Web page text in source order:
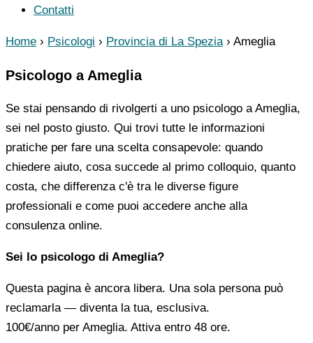
Contatti
Home › Psicologi › Provincia di La Spezia › Ameglia
Psicologo a Ameglia
Se stai pensando di rivolgerti a uno psicologo a Ameglia,
sei nel posto giusto. Qui trovi tutte le informazioni
pratiche per fare una scelta consapevole: quando
chiedere aiuto, cosa succede al primo colloquio, quanto
costa, che differenza c'è tra le diverse figure
professionali e come puoi accedere anche alla
consulenza online.
Sei lo psicologo di Ameglia?
Questa pagina è ancora libera. Una sola persona può
reclamarla — diventa la tua, esclusiva.
100€/anno per Ameglia. Attiva entro 48 ore.